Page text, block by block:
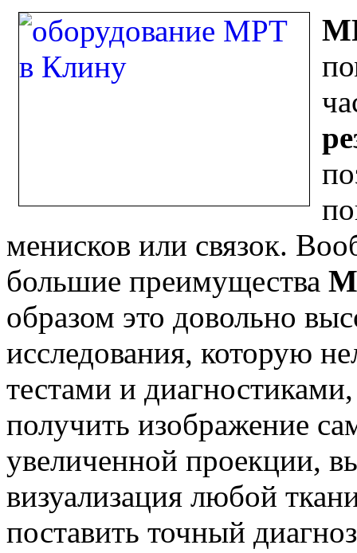
менисков или связок.
большие преимущества
образом это довольно
исследования, которую
тестами и
получить изображение
увеличенной проекции,
визуализация любой
поставить точный